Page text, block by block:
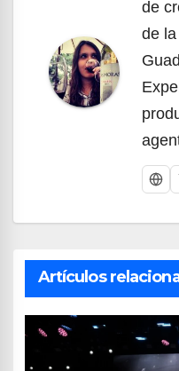
de
de
Artículos